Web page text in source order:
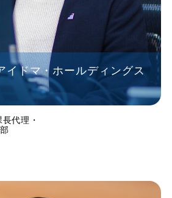
イドマ・ホールディングス
長代理 ・